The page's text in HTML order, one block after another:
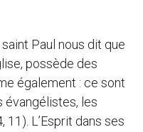
Paul nous dit que
possède des
également : ce sont
évangélistes, les
L’Esprit dans ses